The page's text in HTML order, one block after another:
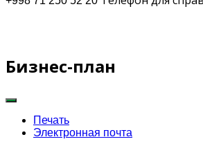
Бизнес-план
Печать
Электронная почта